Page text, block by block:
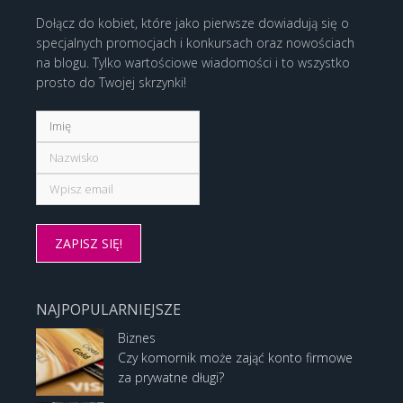
Dołącz do kobiet, które jako pierwsze dowiadują się o
specjalnych promocjach i konkursach oraz nowościach
na blogu. Tylko wartościowe wiadomości i to wszystko
prosto do Twojej skrzynki!
NAJPOPULARNIEJSZE
Biznes
Czy komornik może zająć konto firmowe
za prywatne długi?